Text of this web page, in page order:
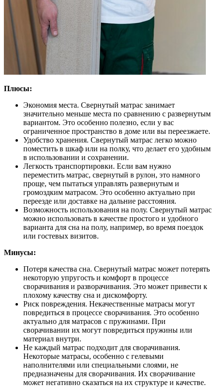
Плюсы:
Экономия места. Свернутый матрас занимает
значительно меньше места по сравнению с развернутым
вариантом. Это особенно полезно, если у вас
ограниченное пространство в доме или вы переезжаете.
Удобство хранения. Свернутый матрас легко можно
поместить в шкаф или на полку, что делает его удобным
в использовании и сохранении.
Легкость транспортировки. Если вам нужно
переместить матрас, свернутый в рулон, это намного
проще, чем пытаться управлять развернутым и
громоздким матрасом. Это особенно актуально при
переезде или доставке на дальние расстояния.
Возможность использования на полу. Свернутый матрас
можно использовать в качестве простого и удобного
варианта для сна на полу, например, во время поездок
или гостевых визитов.
Минусы:
Потеря качества сна. Свернутый матрас может потерять
некоторую упругость и комфорт в процессе
сворачивания и разворачивания. Это может привести к
плохому качеству сна и дискомфорту.
Риск повреждения. Некачественные матрасы могут
повредиться в процессе сворачивания. Это особенно
актуально для матрасов с пружинами. При
сворачивании их могут повредиться пружины или
материал внутри.
Не каждый матрас подходит для сворачивания.
Некоторые матрасы, особенно с гелевыми
наполнителями или специальными слоями, не
предназначены для сворачивания. Их сворачивание
может негативно сказаться на их структуре и качестве.